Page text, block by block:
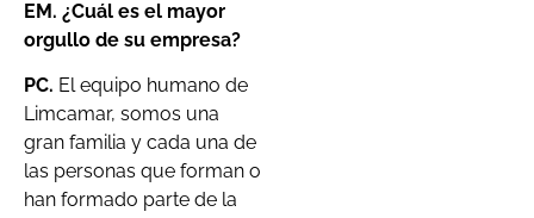
EM. ¿Cuál es el mayor
orgullo de su empresa?
PC. El equipo humano de
Limcamar, somos una
gran familia y cada una de
las personas que forman o
han formado parte de la